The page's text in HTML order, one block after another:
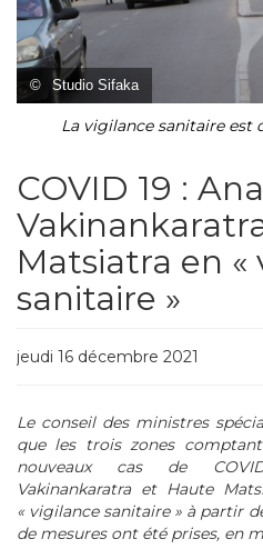
© Studio Sifaka
La vigilance sanitaire est
COVID 19 :
Matsiatra en «
sanitaire »
jeudi 16 décembre 2021
Le conseil des ministres
que les trois zones
nouveaux cas de
Vakinankaratra et Haute
« vigilance sanitaire » à partir
de mesures ont été prises, en